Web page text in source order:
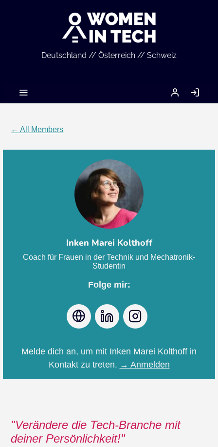
Deutschland // Österreich // Schweiz
MEIN
ACCOUNT
IN
← All Members
Inken Marei Kolthoff
Coach für Frauen in der Technik und Mechatronik-
Studentin
Folge mir:
WebseiteLinkedIn
Melde dich an, um mit Inken Marei Kolthoff in
Kontakt zu treten. → Anmelden
Verändere die Tech-Branche mit
deiner Persönlichkeit!